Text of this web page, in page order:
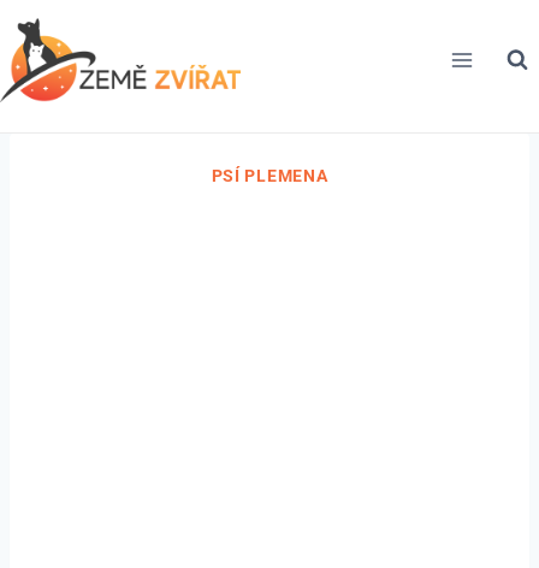
Přeskočit
na
obsah
PSÍ PLEMENA